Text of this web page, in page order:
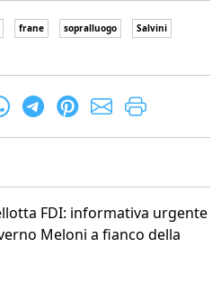
frane sopralluogo
Salvini
FDI: informativa urgente
Meloni a fianco della